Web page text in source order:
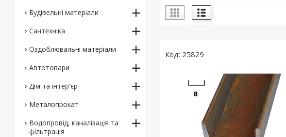
25829
Будівельні матеріали
Сантехніка
Оздоблювальні матеріали
Автотовари
Дім та інтер'єр
Металопрокат
Водопровід, каналізація та
фільтрація